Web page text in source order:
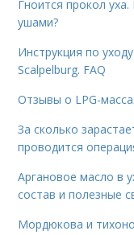
Гноится прокол
ушами?
Инструкция по
Scalpelburg. FAQ
Отзывы о LPG-
За сколько
проводится
Аргановое масло в
состав и полезные
Мордюкова и